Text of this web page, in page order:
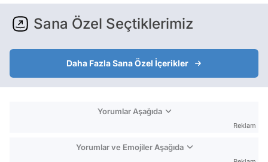
Sana Özel Seçtiklerimiz
Daha Fazla Sana Özel İçerikler
Yorumlar Aşağıda
Reklam
Yorumlar ve Emojiler Aşağıda